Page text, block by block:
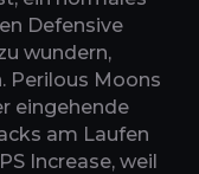
Defensive
wundern,
Perilous Moons
eingehende
am Laufen
Increase, weil